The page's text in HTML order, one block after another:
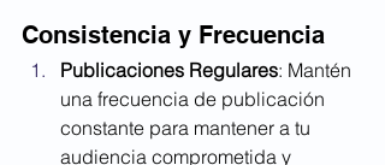
Consistencia y Frecuencia
Publicaciones Regulares: Mantén
una frecuencia de publicación
constante para mantener a tu
audiencia comprometida y